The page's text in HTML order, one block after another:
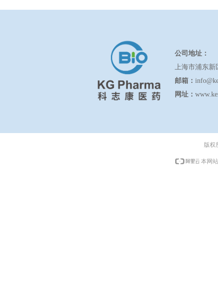
公司地址：
上海市浦东新
邮箱：
网址：
版权
本网